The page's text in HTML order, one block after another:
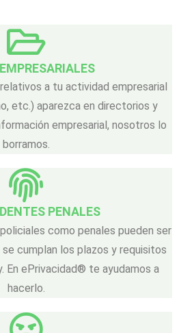
a tu actividad empresarial
etc.) aparezca en directorios y
empresarial, nosotros lo
borramos.
PENALES
como penales pueden ser
cumplan los plazos y requisitos
En ePrivacidad® te ayudamos a
hacerlo.